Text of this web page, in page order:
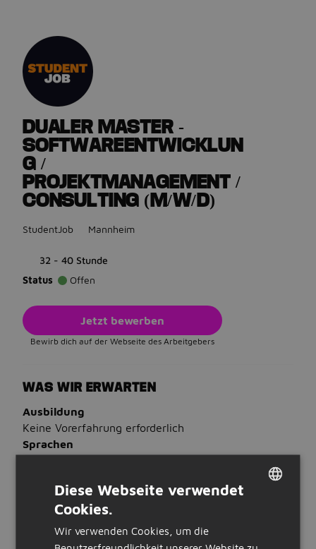
DUALER MASTER -
SOFTWAREENTWICKLUN
G /
PROJEKTMANAGEMENT /
CONSULTING (M/W/D)
StudentJob Mannheim
32 - 40 Stunde
Status
Offen
Jetzt bewerben
Bewirb dich auf der Webseite des Arbeitgebers
WAS WIR ERWARTEN
Ausbildung
Keine Vorerfahrung erforderlich
Sprachen
WAS WIR BIETEN
Stunden:
32 bis 40 Stunden pro Woche
Diese Webseite verwendet
Cookies.
Wir verwenden Cookies, um die